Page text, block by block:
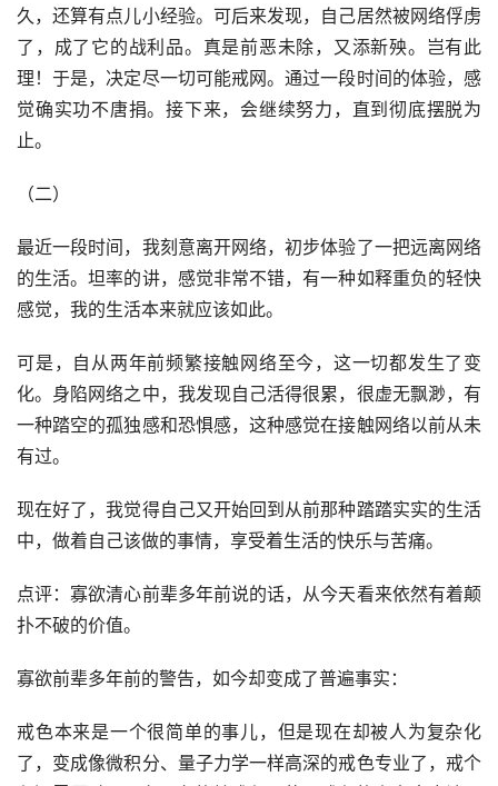
久，还算有点儿小经验。可后来发现，自己居然被网络俘虏
了，成了它的战利品。真是前恶未除，又添新殃。岂有此
理！于是，决定尽一切可能戒网。通过一段时间的体验，感
觉确实功不唐捐。接下来，会继续努力，直到彻底摆脱为
止。
（二）
最近一段时间，我刻意离开网络，初步体验了一把远离网络
的生活。坦率的讲，感觉非常不错，有一种如释重负的轻快
感觉，我的生活本来就应该如此。
可是，自从两年前频繁接触网络至今，这一切都发生了变
化。身陷网络之中，我发现自己活得很累，很虚无飘渺，有
一种踏空的孤独感和恐惧感，这种感觉在接触网络以前从未
有过。
现在好了，我觉得自己又开始回到从前那种踏踏实实的生活
中，做着自己该做的事情，享受着生活的快乐与苦痛。
点评：寡欲清心前辈多年前说的话，从今天看来依然有着颠
扑不破的价值。
寡欲前辈多年前的警告，如今却变成了普遍事实：
戒色本来是一个很简单的事儿，但是现在却被人为复杂化
了，变成像微积分、量子力学一样高深的戒色专业了，戒个